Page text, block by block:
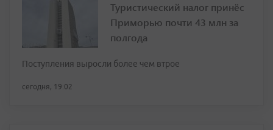
Туристический налог принёс
Приморью почти 43 млн за
полгода
Поступления выросли более чем втрое
сегодня, 19:02